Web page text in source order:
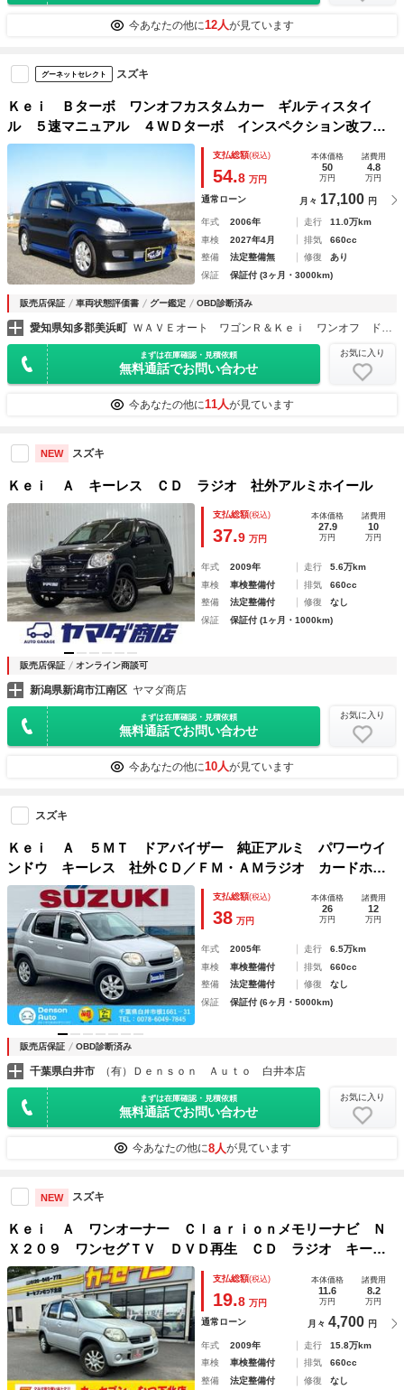
今あなたの他に12人が見ています
グーネットセレクト スズキ
Ｋｅｉ Ｂターボ ワンオフカスタムカー ギルティスタイ
ル ５速マニュアル ４ＷＤターボ インスペクション改フル
エアロ ローダウン 社外マフラー 社外エアクリーナー
社外シフトノブ オリジナルカラー色替えオールペイント
支払総額(税込)
54.8 万円
本体価格
50
万円
諸費用
4.8
万円
通常ローン 月々 17,100 円
年式 2006年 走行
11.0万km
車検
2027年4月 排気
660cc
整備
法定整備無 修復
あり
保証
保証付 (3ヶ月・3000km)
販売店保証 車両状態評価書 グー鑑定 OBD診断済み
愛知県知多郡美浜町
まずは在庫確認・見積依頼
無料通話でお問い合わせ
お気に入り
今あなたの他に11人が見ています
NEW スズキ
Ｋｅｉ Ａ キーレス ＣＤ ラジオ 社外アルミホイール
支払総額(税込)
37.9 万円
本体価格
27.9
万円
諸費用
10
万円
年式 2009年 走行
5.6万km
車検
車検整備付 排気
660cc
整備
法定整備付 修復
なし
保証
保証付 (1ヶ月・1000km)
販売店保証 オンライン商談可
新潟県新潟市江南区 ヤマダ商店
まずは在庫確認・見積依頼
無料通話でお問い合わせ
お気に入り
今あなたの他に10人が見ています
スズキ
Ｋｅｉ Ａ ５ＭＴ ドアバイザー 純正アルミ パワーウイ
ンドウ キーレス 社外ＣＤ／ＦＭ・ＡＭラジオ カードホル
ダー Ｒスポイラー スペアタイヤ
支払総額(税込)
38 万円
本体価格
26
万円
諸費用
12
万円
年式 2005年 走行
6.5万km
車検
車検整備付 排気
660cc
整備
法定整備付 修復
なし
保証
保証付 (6ヶ月・5000km)
販売店保証 OBD診断済み
千葉県白井市 （有）Ｄｅｎｓｏｎ Ａｕｔｏ 白井本店
まずは在庫確認・見積依頼
無料通話でお問い合わせ
お気に入り
今あなたの他に8人が見ています
NEW スズキ
Ｋｅｉ Ａ ワンオーナー Ｃｌａｒｉｏｎメモリーナビ Ｎ
Ｘ２０９ ワンセグＴＶ ＤＶＤ再生 ＣＤ ラジオ キーレ
ス 取扱説明書 保証書 メンテナンスノート 純正アルミホ
イール
支払総額(税込)
19.8 万円
本体価格
11.6
万円
諸費用
8.2
万円
通常ローン 月々 4,700 円
年式 2009年 走行
15.8万km
車検
車検整備付 排気
660cc
整備
法定整備付 修復
なし